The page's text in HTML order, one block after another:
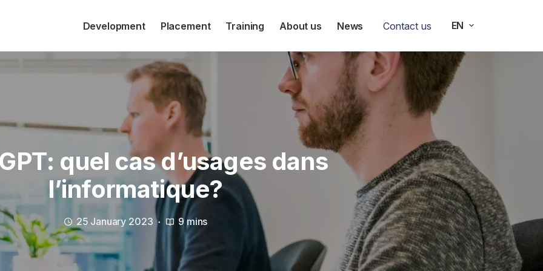
Development Placement Training About us News Contact us EN
quel cas d’usages dans
l’informatique?
25 January 2023 9 mins